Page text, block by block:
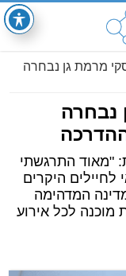
מרמת גן נבחרה
נבחרה
"מאוד התרגשתי
היקרים
המדהימה
מוכנה לכל אירוע